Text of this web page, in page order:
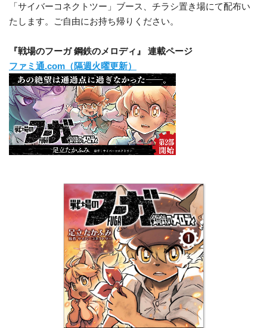
「サイバーコネクトツー」ブース、チラシ置き場にて配布い
たします。ご自由にお持ち帰りください。
『戦場のフーガ 鋼鉄のメロディ』 連載ページ
ファミ通.com（隔週火曜更新）